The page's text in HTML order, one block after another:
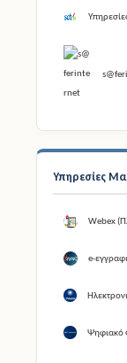
Υπηρεσίες
Webex
e-
Ψηφιακό